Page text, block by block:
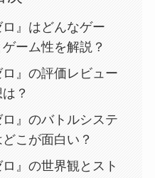
ロ』はどんなゲー
ーム性を解説？
ロ』の評価レビュー
？
ロ』のバトルシステ
こが面白い？
』の世界観とスト